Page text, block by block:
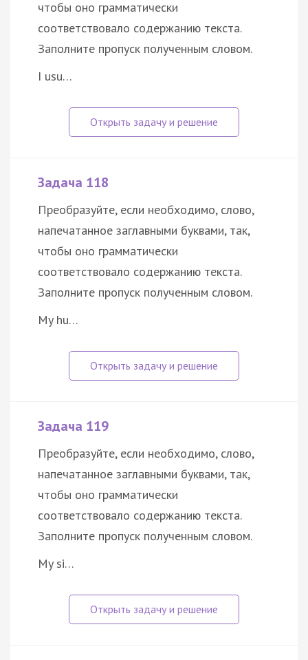
чтобы оно грамматически
соответствовало содержанию текста.
Заполните пропуск полученным словом.
I usu…
Задача 118
Преобразуйте, если необходимо, слово,
напечатанное заглавными буквами, так,
чтобы оно грамматически
соответствовало содержанию текста.
Заполните пропуск полученным словом.
My hu…
Задача 119
Преобразуйте, если необходимо, слово,
напечатанное заглавными буквами, так,
чтобы оно грамматически
соответствовало содержанию текста.
Заполните пропуск полученным словом.
My si…